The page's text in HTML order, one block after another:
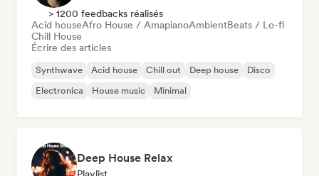
> 1200 feedbacks réalisés
Acid houseAfro House / AmapianoAmbientBeats / Lo-fi
Chill House
Écrire des articles
Synthwave Acid house Chill out Deep house
Disco
Electronica
House music Minimal
Deep House Relax